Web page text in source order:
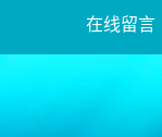
在线留言